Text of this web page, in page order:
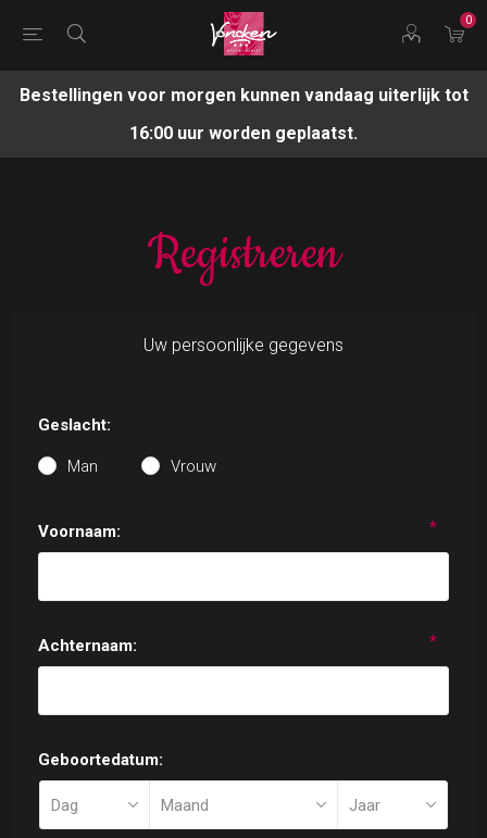
0
Bestellingen voor morgen kunnen vandaag uiterlijk tot
16:00 uur worden geplaatst.
Registreren
Uw persoonlijke gegevens
Geslacht:
Man Vrouw
Voornaam: *
Achternaam: *
Geboortedatum: